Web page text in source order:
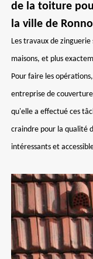
de la toiture
la ville de
Les travaux de
maisons, et plus
Pour faire les
entreprise de
qu'elle a effectué ces
craindre pour la qualité
intéressants et